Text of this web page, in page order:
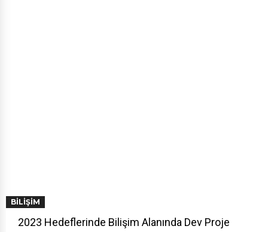
BILIŞIM
2023 Hedeflerinde Bilişim Alanında Dev Proje